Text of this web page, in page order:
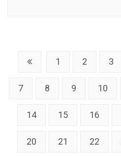
1 2 3
7 8 9 10
14 15 16
20 21 22